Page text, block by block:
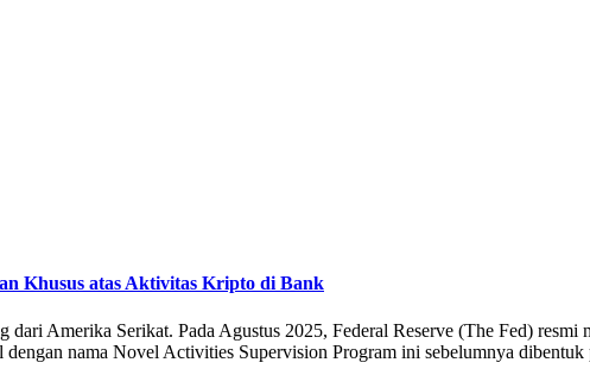
Khusus atas Aktivitas Kripto di Bank
Amerika Serikat. Pada Agustus 2025, Federal Reserve (The Fed)
nama Novel Activities Supervision Program ini sebelumnya